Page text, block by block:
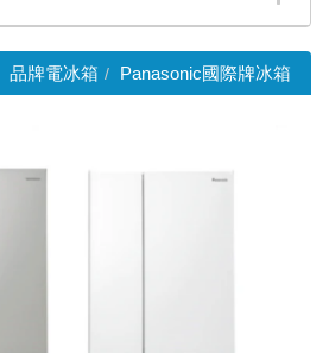
品牌電冰箱 Panasonic國際牌冰箱